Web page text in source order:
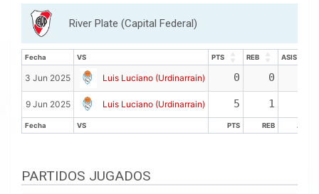
River Plate (Capital Federal)
Fecha VS PTS REB
ASIS
VS
Fecha VS PTS REB
3 Jun 2025 Luis Luciano (Urdinarrain) 0 0
9 Jun 2025 Luis Luciano (Urdinarrain) 5 1
Fecha VS PTS REB ASIS
PARTIDOS JUGADOS